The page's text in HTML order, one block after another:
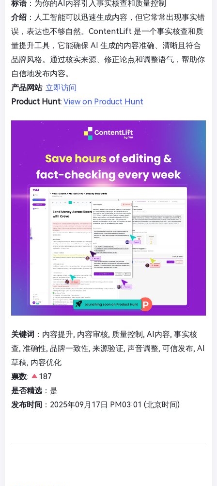
标语：为你的AI内容引入事实核查和质量控制
介绍 ：人工智能可以迅速生成内容，但它常常出现事实错
误，表达也不够自然。ContentLift 是一个事实核查和质
量提升工具，它能确保 AI 生成的内容准确、清晰且符合
品牌风格。通过核实来源、修正论点和调整语气，帮助你
自信地发布内容。
产品网站: 立即访问
Product Hunt: View on Product Hunt
关键词 ：内容提升, 内容审核, 质量控制, AI内容, 事实核
查, 准确性, 品牌一致性, 来源验证, 声音调整, 可信发布, AI
草稿, 内容优化
票数:
187
是否精选：是
发布时间 ：2025年09月17日 PM03:01 (北京时间)